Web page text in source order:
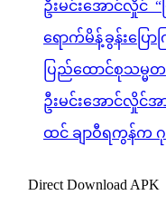
ဦးမင်းအောင်လှိုင် “
ရောက်မိန့်ခွန်းပြောက
ပြည်ထောင်စုသမ္မ
ဦးမင်းအောင်လှိုင်အ
ထင် ချာဝီရကွန်က
Direct Download APK